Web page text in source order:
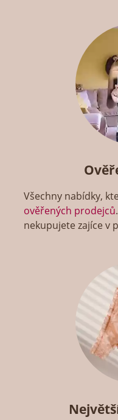
Všechny nabídky,
ověřených prodejců
nekupujete zajíce v